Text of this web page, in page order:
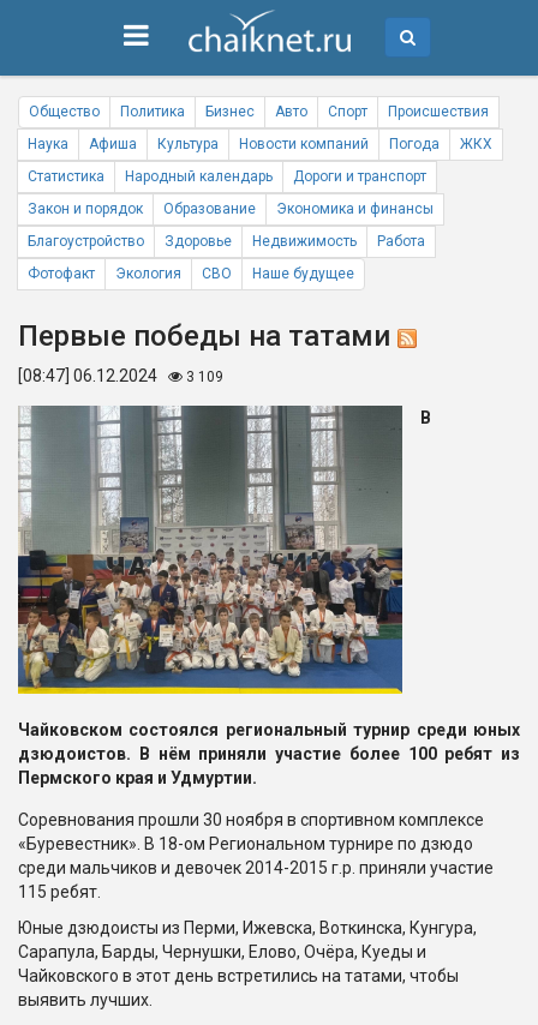
Общество Политика Бизнес Авто Спорт
Происшествия
Наука
Афиша Культура Новости компаний Погода
ЖКХ
Статистика
Народный календарь
Дороги и транспорт
Закон и порядок
Образование
Экономика и финансы
Благоустройство
Здоровье Недвижимость
Работа
Фотофакт
Экология СВО Наше будущее
Первые победы на татами
[08:47] 06.12.2024 3 109
В
Чайковском состоялся региональный турнир среди юных
дзюдоистов. В нём приняли участие более 100 ребят из
Пермского края и Удмуртии.
Соревнования прошли 30 ноября в спортивном комплексе
«Буревестник». В 18-ом Региональном турнире по дзюдо
среди мальчиков и девочек 2014-2015 г.р. приняли участие
115 ребят.
Юные дзюдоисты из Перми, Ижевска, Воткинска, Кунгура,
Сарапула, Барды, Чернушки, Елово, Очёра, Куеды и
Чайковского в этот день встретились на татами, чтобы
выявить лучших.